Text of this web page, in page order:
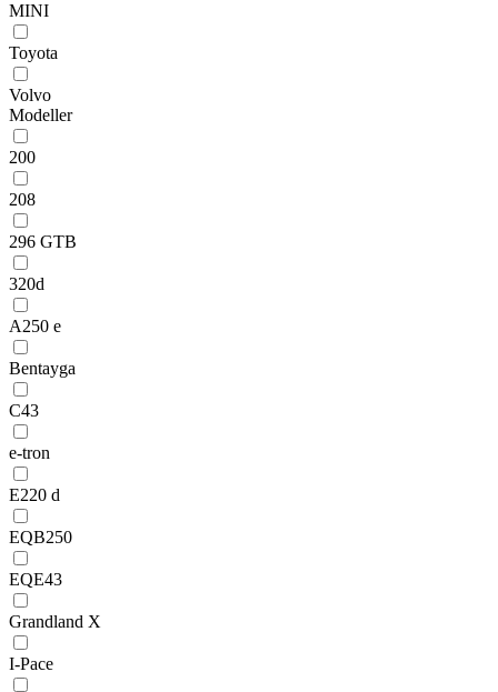
MINI
Toyota
Volvo
Modeller
200
208
296 GTB
320d
A250 e
Bentayga
C43
e-tron
E220 d
EQB250
EQE43
Grandland X
I-Pace